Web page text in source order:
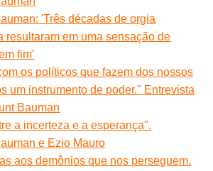
'Três décadas de orgia
resultaram em uma sensação de
fim'
os políticos que fazem dos nossos
um instrumento de poder." Entrevista
Bauman
a incerteza e a esperança".
e Ezio Mauro
aos demônios que nos perseguem.